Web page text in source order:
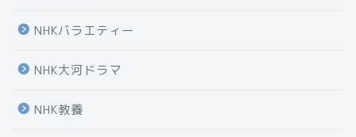
NHKバラエティー
NHK大河ドラマ
NHK教養